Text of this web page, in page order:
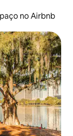
no Airbnb